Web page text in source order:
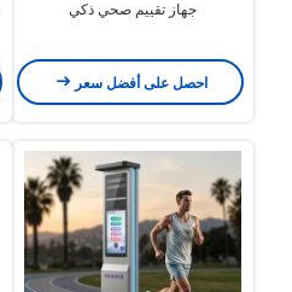
جهاز تقييم صحي ذكي
احصل على أفضل سعر